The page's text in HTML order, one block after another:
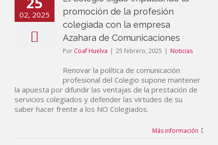
02, 2025
promoción de la profesión
colegiada con la empresa
Azahara de Comunicaciones
Por Coaf Huelva | 25 febrero, 2025 | Noticias
Renovar la política de comunicación
profesional del Colegio supone mantener
la apuesta por difundir las ventajas de la prestación de
servicios colegiados y defender las virtudes de su
saber hacer frente a los NO Colegiados.
Más información